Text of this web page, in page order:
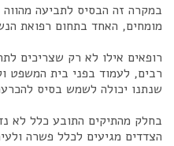
במקרה זה הבסיס לתביעה
מומחים, האחד בתחום רפואת
רופאים אילו לא רק שצריכים
רבים, לעמוד בפני בית המשפט
שנתנו יכולה לשמש בסיס
בחלק מהתיקים התובע כלל לא
הצדדים מגיעים לכלל פשרה